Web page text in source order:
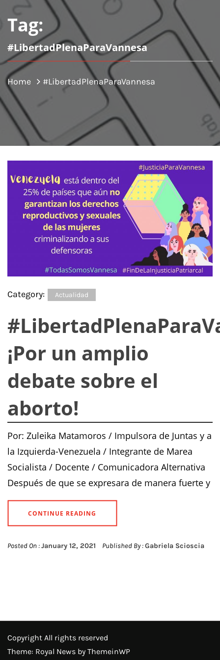
Tag:
#LibertadPlenaParaVannesa
Home #LibertadPlenaParaVannesa
Category: Actualidad
¡Por un amplio
debate sobre el
aborto!
Por: Zuleika Matamoros / Impulsora de Juntas y a
la Izquierda-Venezuela / Integrante de Marea
Socialista / Docente / Comunicadora Alternativa
Después de que se expresara de manera fuerte y
CONTINUE READING
Posted On :January 12, 2021 Published By :Gabriela Scioscia
Copyright All rights reserved
Theme: Royal News by ThemeinWP